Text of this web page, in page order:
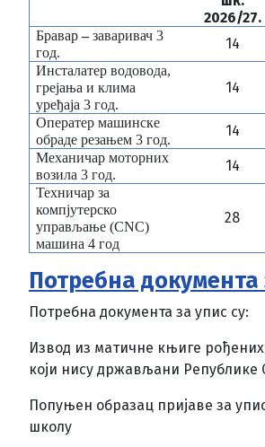
2026/27.
Бравар–заваривач 3
год.
14
Инсталатер водовода,
грејања и клима
уређаја 3 год.
14
Оператер машинске
обраде резањем 3 год.
14
Механичар моторних
возила 3 год.
14
Техничар за
компјутерско
управљање (CNC)
машина 4 год
28
Потребна документа
Потребна документа за упис су:
Извод из матичне књиге
који нису држављани Републике
Попуњен образац пријаве за
школу